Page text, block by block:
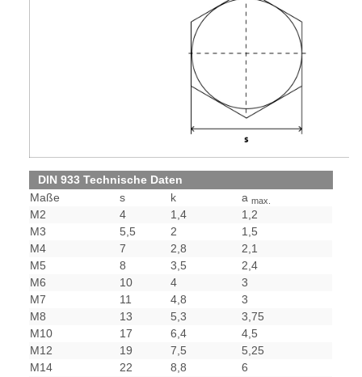
DIN 933 Technische Daten
Maße
s k a max.
M2 4 1,4
1,2
M3
5,5 2
1,5
M4
7 2,8
2,1
M5
8 3,5
2,4
M6
10 4
3
M7
11 4,8
3
M8
13 5,3
3,75
M10
17 6,4
4,5
M12
19 7,5
5,25
M14
22 8,8
6